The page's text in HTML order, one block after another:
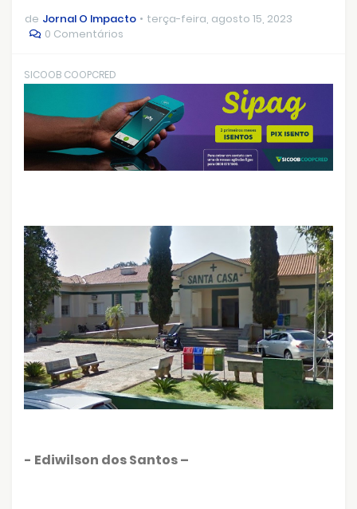
de Jornal O Impacto
terça-feira, agosto 15, 2023
0 Comentários
SICOOB COOPCRED
- Ediwilson dos Santos –